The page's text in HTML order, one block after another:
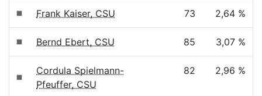
Frank Kaiser, CSU 73 2,64 %
Bernd Ebert, CSU 85 3,07 %
Cordula Spielmann-
Pfeuffer, CSU
82 2,96 %